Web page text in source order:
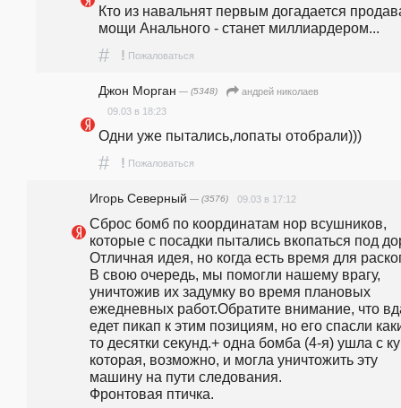
Кто из навальнят первым догадается
мощи Анального - станет миллиардером...
# ! Пожаловаться
Джон Морган — (5348)
андpeй николаев
09.03 в 18:23
Одни уже пытались,лопаты отобрали)))
# ! Пожаловаться
Игорь Северный — (3576) 09.03 в 17:12
Сброс бомб по координатам нор всушников,
которые с посадки пытались вкопаться под
Отличная идея, но когда есть время для
В свою очередь, мы помогли нашему врагу,
уничтожив их задумку во время плановых
ежедневных работ.Обратите внимание, что
едет пикап к этим позициям, но его спасли
то десятки секунд.+ одна бомба (4-я) ушла с
которая, возможно, и могла уничтожить эту
машину на пути следования.
Фронтовая птичка.